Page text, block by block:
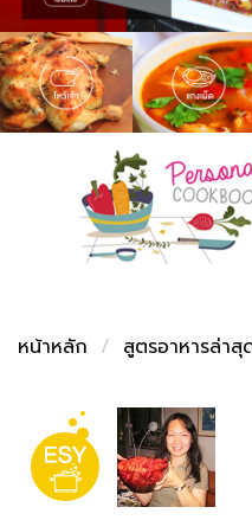
Top Foodie
สารพันก้นครัว
เคล็ดลับน่ารู้
เปรียบเทียบหน่วย
เปรียบเทียบอุณหภู
เปรียบเทียบน้ำหนั
FoodPedia
สร้าง Cookbook
หน้าหลัก
สูตรอาหารล่าสุ